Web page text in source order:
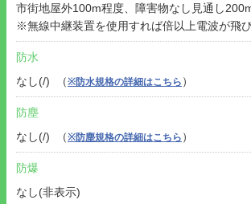
市街地屋外100m程度、障害物なし見通し
※無線中継装置を使用すれば倍以上電波が飛
防水
なし(/) （※防水規格の詳細はこちら ）
防塵
なし(/) （※防塵規格の詳細はこちら ）
防爆
なし(非表示)